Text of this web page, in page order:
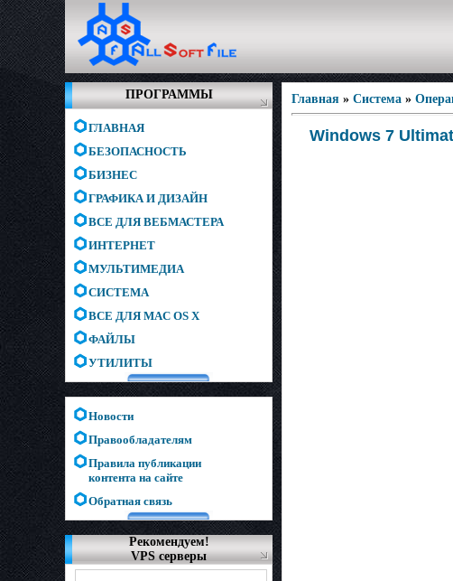
ПРОГРАММЫ
ГЛАВНАЯ
БЕЗОПАСНОСТЬ
БИЗНЕС
ГРАФИКА И ДИЗАЙН
ВСЕ ДЛЯ ВЕБМАСТЕРА
ИНТЕРНЕТ
МУЛЬТИМЕДИА
СИСТЕМА
ВСЕ ДЛЯ MAC OS X
ФАЙЛЫ
УТИЛИТЫ
Новости
Правообладателям
Правила публикации
контента на сайте
Обратная связь
Рекомендуем!
VPS серверы
Главная » Система »
Windows 7